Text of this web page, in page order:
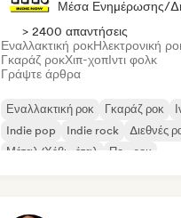
> 2400 απαντήσεις
Εναλλακτική ροκΗλεκτρονική
Γκαράζ ροκΧιπ-χοπΙντι φολκ
Γράψτε άρθρα
Εναλλακτική ροκ Γκαράζ ροκ
Indie pop
Indie rock
Διεθνές
Μέταλ/Χέβι μέταλ
Ποπ ροκ